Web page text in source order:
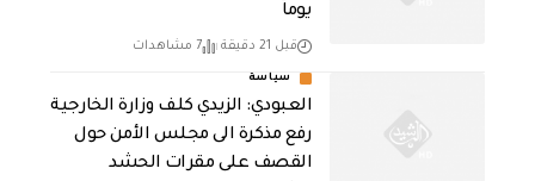
يوماً
قبل 21 دقيقة 7 مشاهدات
سياسة
العبودي: الزيدي كلف وزارة الخارجية
رفع مذكرة الى مجلس الأمن حول
القصف على مقرات الحشد